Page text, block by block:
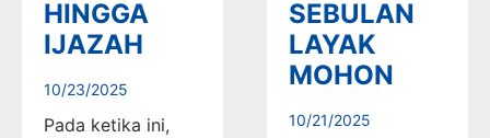
HINGGA
IJAZAH
10/23/2025
Pada ketika ini,
SEBULAN
LAYAK
MOHON
10/21/2025